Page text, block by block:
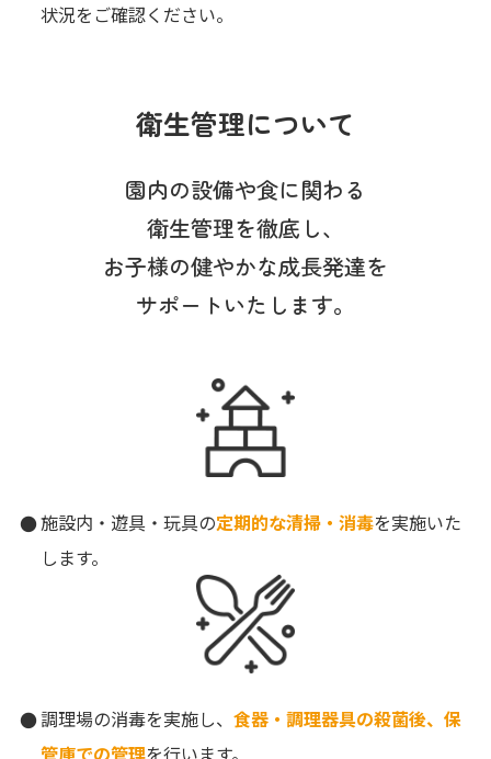
状況をご確認ください。
衛生管理について
園内の設備や食に関わる
衛生管理を徹底し、
お子様の健やかな成長発達を
サポートいたします。
施設内・遊具・玩具の定期的な清掃・消毒を実施いた
します。
調理場の消毒を実施し、 食器・調理器具の殺菌後、保